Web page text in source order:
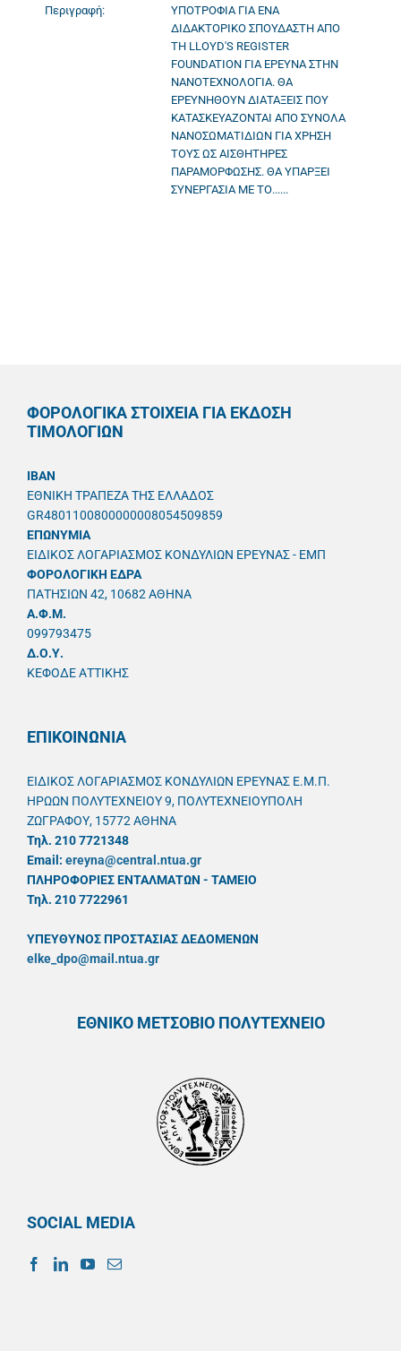
Περιγραφή:
ΥΠΟΤΡΟΦΙΑ ΓΙΑ ΕΝΑ
ΔΙΔΑΚΤΟΡΙΚΟ ΣΠΟΥΔΑΣΤΗ ΑΠΟ
ΤΗ LLOYD'S REGISTER
FOUNDATION ΓΙΑ ΕΡΕΥΝΑ ΣΤΗΝ
ΝΑΝΟΤΕΧΝΟΛΟΓΙΑ. ΘΑ
ΕΡΕΥΝΗΘΟΥΝ ΔΙΑΤΑΞΕΙΣ ΠΟΥ
ΚΑΤΑΣΚΕΥΑΖΟΝΤΑΙ ΑΠΟ ΣΥΝΟΛΑ
ΝΑΝΟΣΩΜΑΤΙΔΙΩΝ ΓΙΑ ΧΡΗΣΗ
ΤΟΥΣ ΩΣ ΑΙΣΘΗΤΗΡΕΣ
ΠΑΡΑΜΟΡΦΩΣΗΣ. ΘΑ ΥΠΑΡΞΕΙ
ΣΥΝΕΡΓΑΣΙΑ ΜΕ ΤΟ......
ΦΟΡΟΛΟΓΙΚΑ ΣΤΟΙΧΕΙΑ ΓΙΑ ΕΚΔΟΣΗ
ΤΙΜΟΛΟΓΙΩΝ
IBAN
ΕΘΝΙΚΗ ΤΡΑΠΕΖΑ ΤΗΣ ΕΛΛΑΔΟΣ
GR4801100800000008054509859
ΕΠΩΝΥΜΙΑ
ΕΙΔΙΚΟΣ ΛΟΓΑΡΙΑΣΜΟΣ ΚΟΝΔΥΛΙΩΝ ΕΡΕΥΝΑΣ - ΕΜΠ
ΦΟΡΟΛΟΓΙΚΗ ΕΔΡΑ
ΠΑΤΗΣΙΩΝ 42, 10682 ΑΘΗΝΑ
A.Φ.Μ.
099793475
Δ.Ο.Υ.
ΚΕΦΟΔΕ ΑΤΤΙΚΗΣ
ΕΠΙΚΟΙΝΩΝΙΑ
ΕΙΔΙΚΟΣ ΛΟΓΑΡΙΑΣΜΟΣ ΚΟΝΔΥΛΙΩΝ ΕΡΕΥΝΑΣ Ε.Μ.Π.
ΗΡΩΩΝ ΠΟΛΥΤΕΧΝΕΙΟΥ 9, ΠΟΛΥΤΕΧΝΕΙΟΥΠΟΛΗ
ΖΩΓΡΑΦΟΥ, 15772 ΑΘΗΝΑ
Τηλ. 210 7721348
Email: ereyna@central.ntua.gr
ΠΛΗΡΟΦΟΡΙΕΣ ΕΝΤΑΛΜΑΤΩΝ - ΤΑΜΕΙΟ
Τηλ. 210 7722961
ΥΠΕΥΘYΝΟΣ ΠΡΟΣΤΑΣΙΑΣ ΔΕΔΟΜΕΝΩΝ
elke_dpo@mail.ntua.gr
ΕΘΝΙΚΟ ΜΕΤΣΟΒΙΟ ΠΟΛΥΤΕΧΝΕΙΟ
SOCIAL MEDIA